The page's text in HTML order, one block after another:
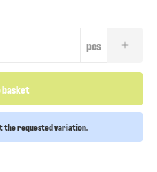
pcs
basket
the requested variation.